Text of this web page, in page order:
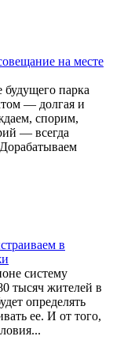
на месте
будущего парка
— долгая и
спорим,
— всегда
в
систему
тысяч жителей в
определять
ее. И от того,